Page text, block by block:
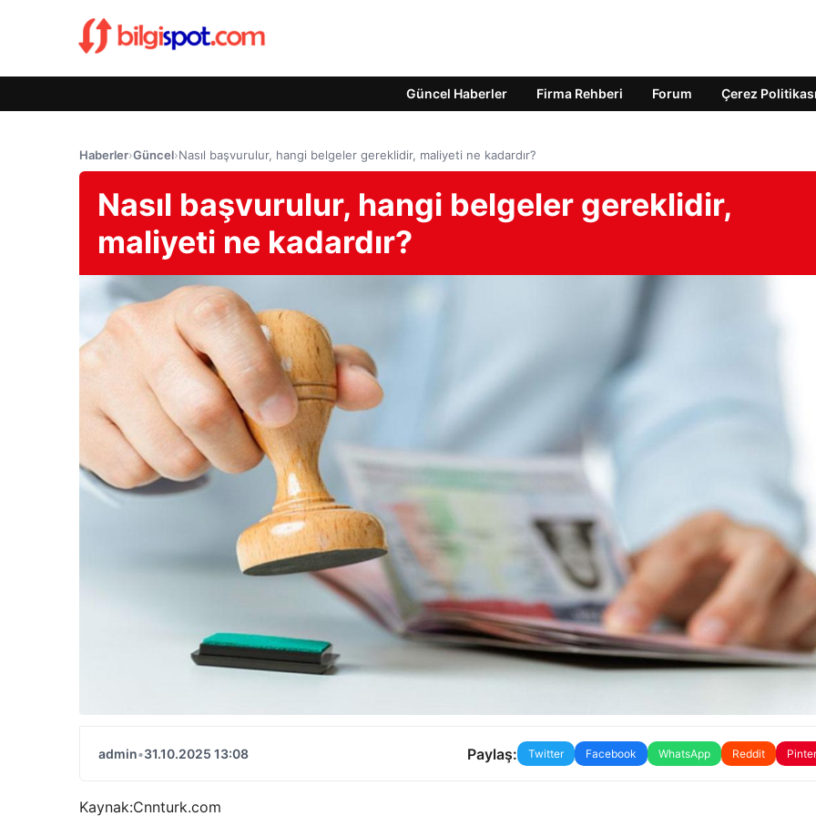
Güncel Haberler Firma Rehberi Forum Çerez Politikası
Haberler›Güncel›Nasıl başvurulur, hangi belgeler gereklidir, maliyeti ne kadardır?
Nasıl başvurulur, hangi belgeler gereklidir,
maliyeti ne kadardır?
admin•31.10.2025 13:08 Paylaş: Twitter Facebook WhatsApp Reddit
Kaynak:Cnnturk.com